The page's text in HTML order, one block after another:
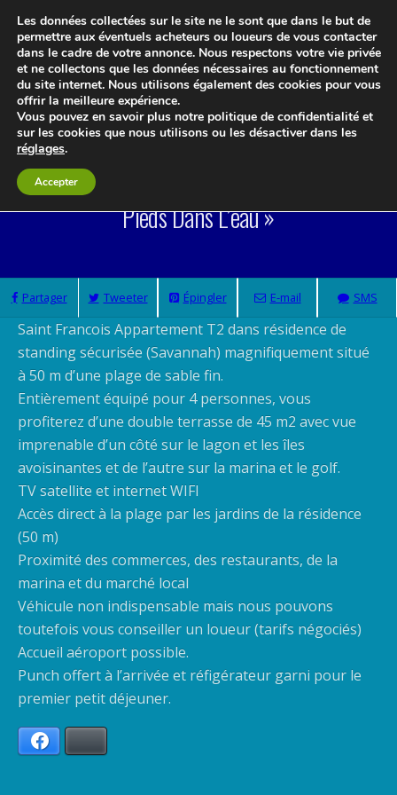
Le blog 3d-immo-visites
Savannah Appartement Saint Francois « Les
Pieds Dans L’eau »
Partager Tweeter Épingler E-mail SMS
Saint Francois Appartement T2 dans résidence de
standing sécurisée (Savannah) magnifiquement situé
à 50 m d’une plage de sable fin.
Entièrement équipé pour 4 personnes, vous
profiterez d’une double terrasse de 45 m2 avec vue
imprenable d’un côté sur le lagon et les îles
avoisinantes et de l’autre sur la marina et le golf.
TV satellite et internet WIFI
Accès direct à la plage par les jardins de la résidence
(50 m)
Proximité des commerces, des restaurants, de la
marina et du marché local
Véhicule non indispensable mais nous pouvons
toutefois vous conseiller un loueur (tarifs négociés)
Accueil aéroport possible.
Punch offert à l’arrivée et réfigérateur garni pour le
premier petit déjeuner.
Les données collectées sur le site ne le sont que dans le but de
permettre aux éventuels acheteurs ou loueurs de vous contacter
dans le cadre de votre annonce. Nous respectons votre vie privée
et ne collectons que les données nécessaires au fonctionnement
du site internet. Nous utilisons également des cookies pour vous
offrir la meilleure expérience.
Vous pouvez en savoir plus notre politique de confidentialité et
sur les cookies que nous utilisons ou les désactiver dans les
réglages.
Accepter